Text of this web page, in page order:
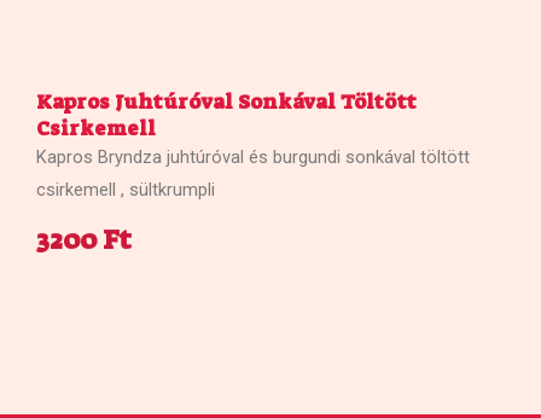
Kapros Juhtúróval Sonkával Töltött
Csirkemell
Kapros Bryndza juhtúróval és burgundi sonkával töltött
csirkemell , sültkrumpli
3200 Ft